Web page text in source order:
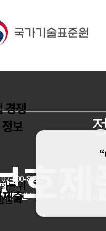
호
경쟁
보
를 위
검 지
출
400-8221 정보보호제
서울특별시 송파구 송파대로